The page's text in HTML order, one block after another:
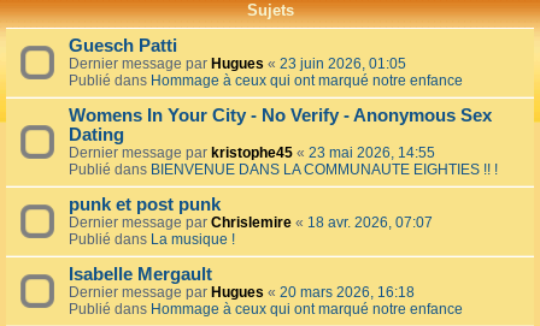
h
r
Sujets
Guesch Patti
Dernier message par Hugues « 23 juin 2026, 01:05
Publié dans Hommage à ceux qui ont marqué notre enfance
Womens In Your City - No Verify - Anonymous Sex
Dating
Dernier message par kristophe45 « 23 mai 2026, 14:55
Publié dans BIENVENUE DANS LA COMMUNAUTE EIGHTIES !! !
punk et post punk
Dernier message par Chrislemire « 18 avr. 2026, 07:07
Publié dans La musique !
Isabelle Mergault
Dernier message par Hugues « 20 mars 2026, 16:18
Publié dans Hommage à ceux qui ont marqué notre enfance